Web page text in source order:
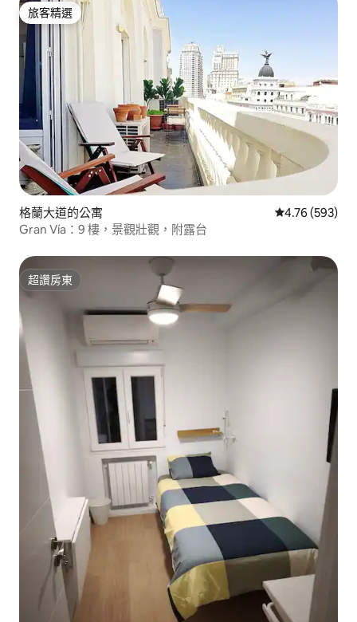
旅客精選
旅客精選
格蘭大道的公寓 從 593 則評價
4.76 (593)
Gran Vía：9 樓，景觀壯觀，附露台
超讚房東
超讚房東